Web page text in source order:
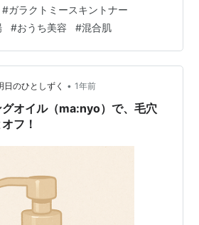
2025年８月現在 タイプ：ふき取
てみた感想 ✓ 良かったところ ・
りサラサラでべたつきはなし。全
いくらい。 香りもほとんどなく
整える成分も入っているみたいだ
#ガラクトミースキントナー
#おうち美容 #混合肌
日のひとしずく • 1年前
グオイル（ma:nyo）で、毛穴
フ！